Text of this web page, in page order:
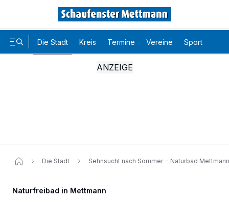
Die Stadt Kreis Termine Vereine Sport
Die Stadt Sehnsucht nach Sommer​ - Naturbad Mettmann
Naturfreibad in Mettmann